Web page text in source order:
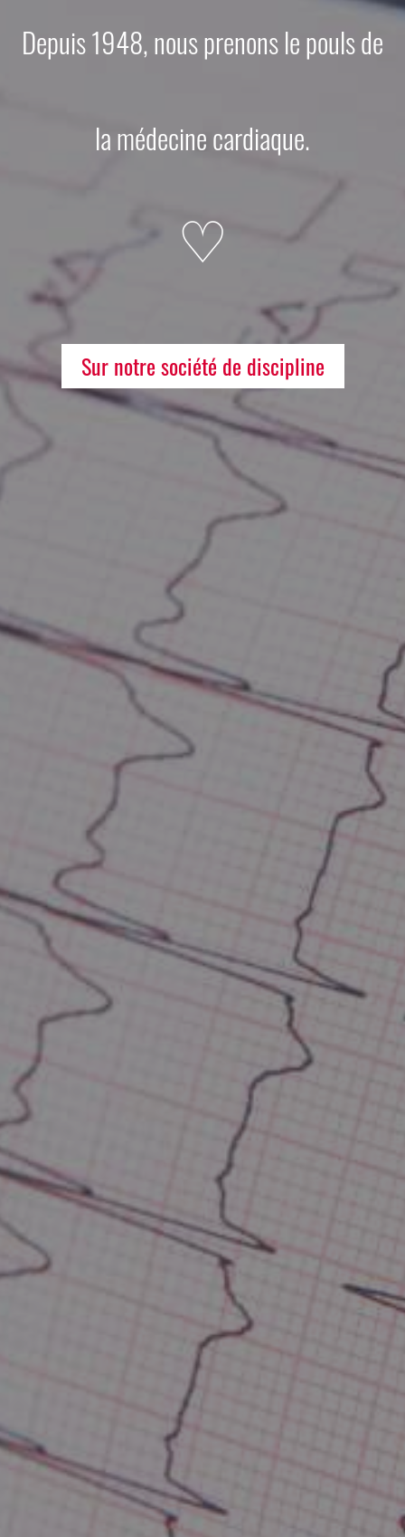
Depuis 1948, nous prenons le pouls de
la médecine cardiaque.
♡
Sur notre société de discipline